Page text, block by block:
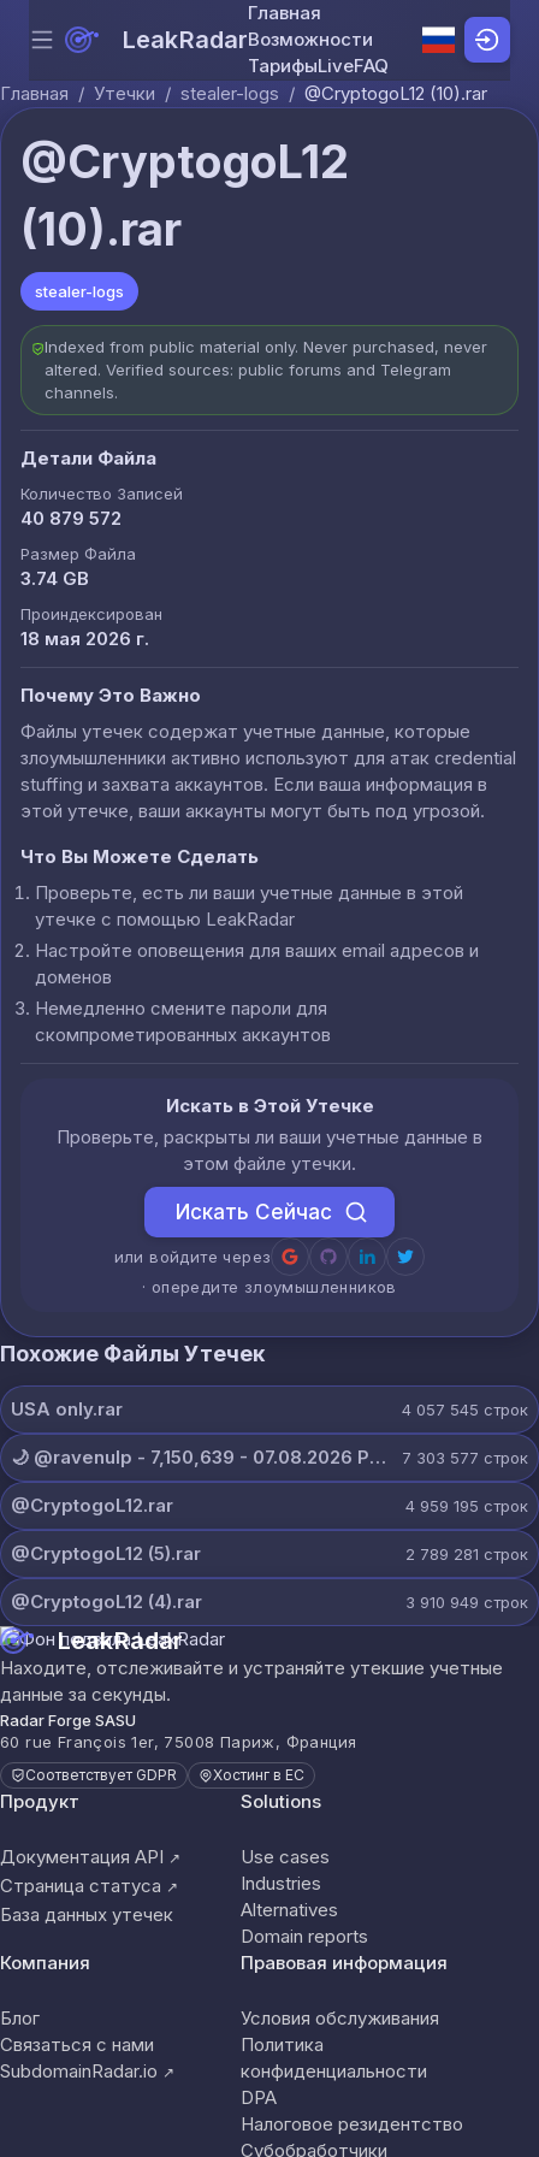
Skip to content
Menu LeakRadar
Главная
Возможности
ТарифыLiveFAQ
Главная / Утечки / stealer-logs / @CryptogoL12 (10).rar
@CryptogoL12
(10).rar
stealer-logs
Indexed from public material only. Never purchased, never
altered. Verified sources: public forums and Telegram
channels.
Детали Файла
Количество Записей
40 879 572
Размер Файла
3.74 GB
Проиндексирован
18 мая 2026 г.
Почему Это Важно
Файлы утечек содержат учетные данные, которые
злоумышленники активно используют для атак credential
stuffing и захвата аккаунтов. Если ваша информация в
этой утечке, ваши аккаунты могут быть под угрозой.
Что Вы Можете Сделать
Проверьте, есть ли ваши учетные данные в этой
утечке с помощью LeakRadar
Настройте оповещения для ваших email адресов и
доменов
Немедленно смените пароли для
скомпрометированных аккаунтов
Искать в Этой Утечке
Проверьте, раскрыты ли ваши учетные данные в
этом файле утечки.
Искать Сейчас
или войдите через
· опередите злоумышленников
Похожие Файлы Утечек
USA only.rar 4 057 545 строк
🌙 @ravenulp - 7,150,639 - 07.08.2026 PRIVATE.txt 7 303 577 строк
@CryptogoL12.rar 4 959 195 строк
@CryptogoL12 (5).rar 2 789 281 строк
@CryptogoL12 (4).rar 3 910 949 строк
LeakRadar
Находите, отслеживайте и устраняйте утекшие учетные
данные за секунды.
Radar Forge SASU
60 rue François 1er, 75008 Париж, Франция
Соответствует GDPR Хостинг в ЕС
Продукт
Документация API ↗
Страница статуса ↗
База данных утечек
Solutions
Use cases
Industries
Alternatives
Domain reports
Компания
Блог
Связаться с нами
SubdomainRadar.io ↗
Правовая информация
Условия обслуживания
Политика
конфиденциальности
DPA
Налоговое резидентство
Субобработчики